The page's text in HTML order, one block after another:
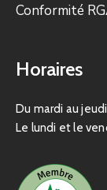
Conformité
Horaires
Du mardi au
Le lundi et le